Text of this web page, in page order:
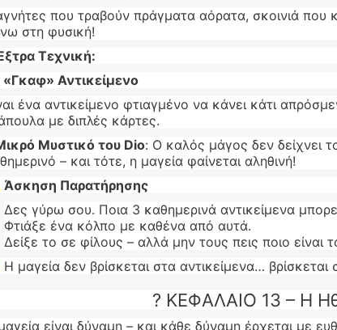
που τραβούν πράγματα αόρατα, σκοινιά που
στη φυσική!
Τεχνική:
«Γκαφ» Αντικείμενο
ένα αντικείμενο φτιαγμένο να κάνει κάτι
με διπλές κάρτες.
Μυστικό του Dio: Ο καλός μάγος δεν δείχνει
– και τότε, η μαγεία φαίνεται αληθινή!
Άσκηση Παρατήρησης
Δες γύρω σου. Ποια 3 καθημερινά αντικείμενα
Φτιάξε ένα κόλπο με καθένα από αυτά.
Δείξε το σε φίλους – αλλά μην τους πεις ποιο
μαγεία δεν βρίσκεται στα αντικείμενα…
? ΚΕΦΑΛΑΙΟ 13 – Η
είναι δύναμη – και κάθε δύναμη έρχεται με